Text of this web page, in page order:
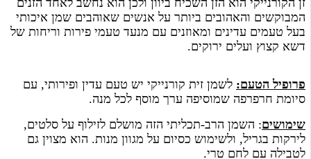
זן הקורנייקי הוא הזן השכיח ביוון ולכן הוא נחשב לאחד הזנים
המבוקשים והאהובים ביותר על אנשים שאוהבים שמן איכותי
בעל טעמים עדינים ומאוזנים עם מנעד טעמי פירות וריחות של
דשא קצוץ ועלים ירוקים.
פרופיל הטעם: לשמן זית קורנייקי יש טעם עדין ופירותי, עם
סיומת חרפרפה שמוסיפה ערך מוסף לכל מנה.
שימושים: השמן הרב-תכליתי הזה מושלם לזילוף על סלטים,
לירקות בגריל, ולשימוש כסיום על מגוון מנות. הוא מצוין גם
לטבילה עם לחם טרי.